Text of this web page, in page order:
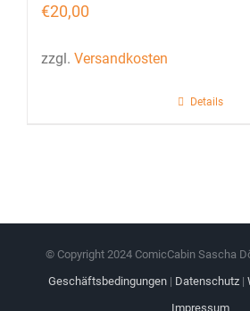
€20,00
zzgl. Versandkosten
Details
© Copyright 2024 ComicCabin Sascha
Geschäftsbedingungen| Datenschutz|
Impressum